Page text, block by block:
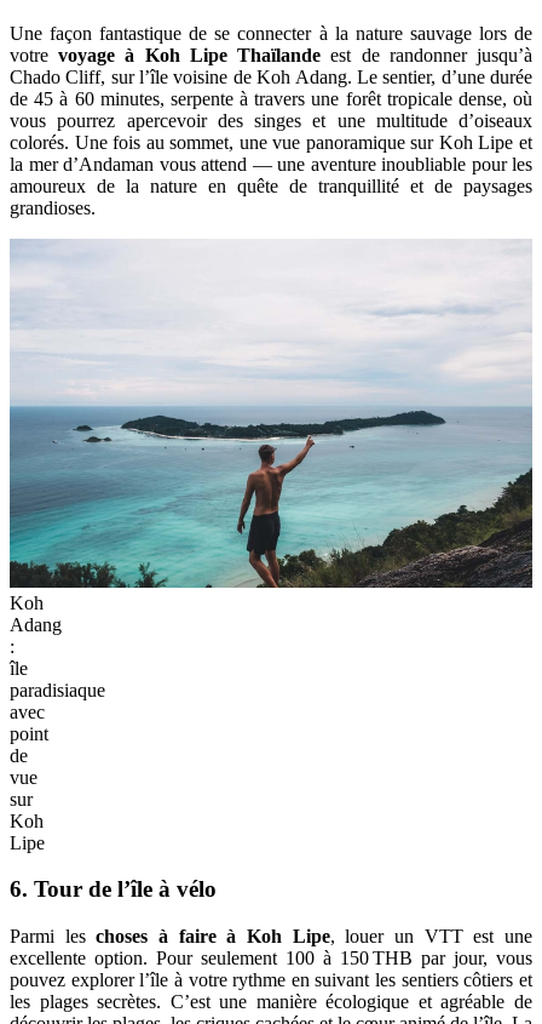
Une façon fantastique de se connecter à la nature sauvage lors de
votrevoyage à Koh Lipe Thaïlande est de randonner jusqu’à
Chado Cliff, sur l’île voisine de Koh Adang. Le sentier, d’une durée
de 45 à 60 minutes, serpente à travers une forêt tropicale dense, où
vous pourrez apercevoir des singes et une multitude d’oiseaux
colorés. Une fois au sommet, une vue panoramique sur Koh Lipe et
la mer d’Andaman vous attend — une aventure inoubliable pour les
amoureux de la nature en quête de tranquillité et de paysages
grandioses.
Koh
Adang
:
île
paradisiaque
avec
point
de
vue
sur
Koh
Lipe
6. Tour de l’île à vélo
Parmi leschoses à faire à Koh Lipe, louer un VTT est une
excellente option. Pour seulement 100 à 150 THB par jour, vous
pouvez explorer l’île à votre rythme en suivant les sentiers côtiers et
les plages secrètes. C’est une manière écologique et agréable de